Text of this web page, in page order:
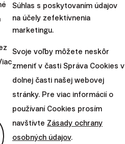
Juraj Hrbatý| 23. mája 2025
Súhlas s poskytovaním údajov
na účely zefektívnenia
marketingu.
Svoje voľby môžete neskôr
zmeniť v časti Správa Cookies v
dolnej časti našej webovej
stránky. Pre viac informácií o
používaní Cookies prosím
navštívte Zásady ochrany
osobných údajov.